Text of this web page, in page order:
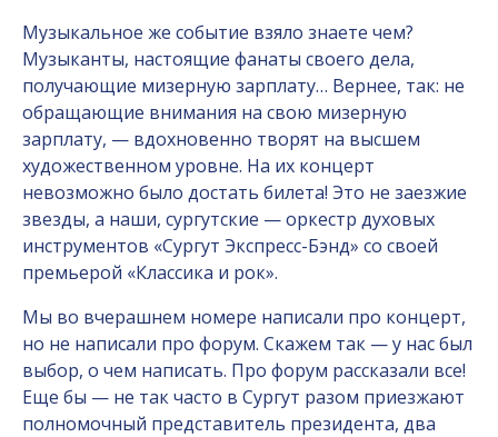
Музыкальное же событие взяло знаете чем?
Музыканты, настоящие фанаты своего дела,
получающие мизерную зарплату… Вернее, так: не
обращающие внимания на свою мизерную
зарплату, — вдохновенно творят на высшем
художественном уровне. На их концерт
невозможно было достать билета! Это не заезжие
звезды, а наши, сургутские — оркестр духовых
инструментов «Сургут Экспресс-Бэнд» со своей
премьерой «Классика и рок».
Мы во вчерашнем номере написали про концерт,
но не написали про форум. Скажем так — у нас был
выбор, о чем написать. Про форум рассказали все!
Еще бы — не так часто в Сургут разом приезжают
полномочный представитель президента, два